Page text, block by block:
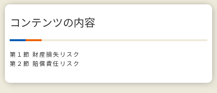
コンテンツの内容
第１節 財産損失リスク
第２節 賠償責任リスク